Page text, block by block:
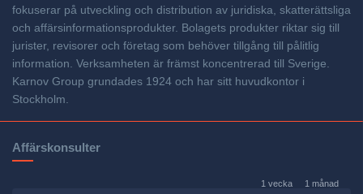
fokuserar på utveckling och distribution av juridiska, skatterättsliga
och affärsinformationsprodukter. Bolagets produkter riktar sig till
jurister, revisorer och företag som behöver tillgång till pålitlig
information. Verksamheten är främst koncentrerad till Sverige.
Karnov Group grundades 1924 och har sitt huvudkontor i
Stockholm.
Affärskonsulter
1 vecka 1 månad